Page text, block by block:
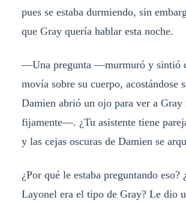
pues se estaba durmiendo, sin
que Gray quería hablar esta noche.
—Una pregunta —murmuró y sintió
movía sobre su cuerpo, acostándose
Damien abrió un ojo para ver a
fijamente—. ¿Tu asistente tiene
y las cejas oscuras de Damien se
¿Por qué le estaba preguntando eso?
Layonel era el tipo de Gray? Le dio